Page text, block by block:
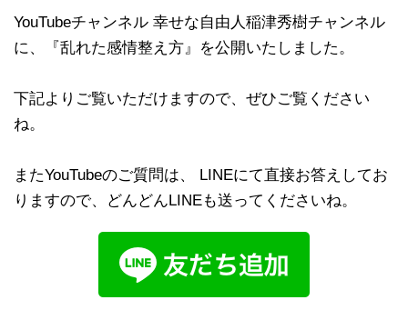
YouTubeチャンネル 幸せな自由人稲津秀樹チャンネル
に、『乱れた感情整え方』を公開いたしました。
下記よりご覧いただけますので、ぜひご覧ください
ね。
またYouTubeのご質問は、 LINEにて直接お答えしてお
りますので、どんどんLINEも送ってくださいね。